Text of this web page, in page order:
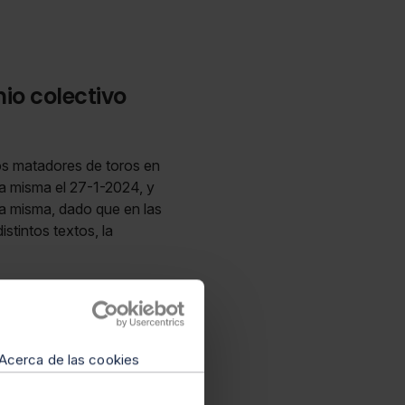
de las cookies
colectivo
matadores de toros en
misma el 27-1-2024, y
dado que en las
textos, la